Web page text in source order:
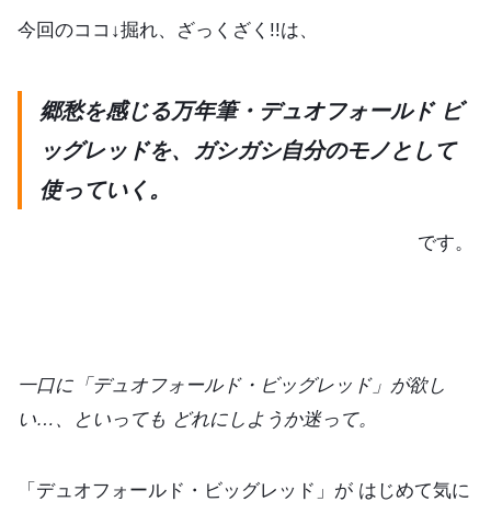
今回のココ↓掘れ、ざっくざく!!は、
郷愁を感じる万年筆・デュオフォールド ビ
ッグレッドを、ガシガシ自分のモノとして
使っていく。
です。
一口に「デュオフォールド・ビッグレッド」が欲し
い…、といっても どれにしようか迷って。
「デュオフォールド・ビッグレッド」が はじめて気に